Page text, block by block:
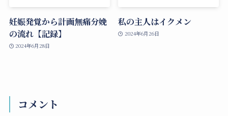
妊娠発覚から計画無痛分娩
の流れ【記録】
2024年6月28日
私の主人はイクメン
2024年6月26日
コメント